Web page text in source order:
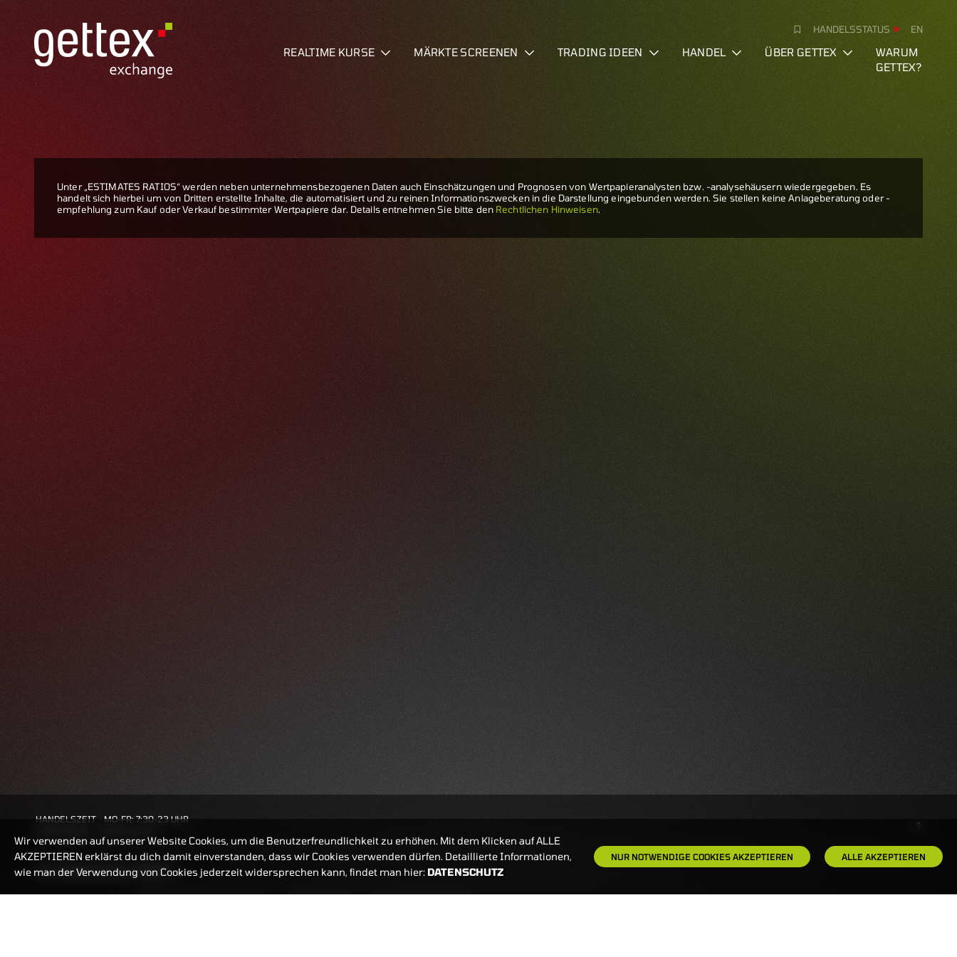
HANDELSSTATUS EN
REALTIME KURSE MÄRKTE SCREENEN TRADING IDEEN HANDEL ÜBER GETTEX
WARUM
GETTEX?
Unter „ESTIMATES RATIOS“ werden neben unternehmensbezogenen Daten auch Einschätzungen und Prognosen von Wertpapieranalysten bzw. -analysehäusern wiedergegeben. Es
handelt sich hierbei um von Dritten erstellte Inhalte, die automatisiert und zu reinen Informationszwecken in die Darstellung eingebunden werden. Sie stellen keine Anlageberatung oder -
empfehlung zum Kauf oder Verkauf bestimmter Wertpapiere dar. Details entnehmen Sie bitte den Rechtlichen Hinweisen.
BANKEINSTELLUNGEN
HANDELSZEIT
MO-FR: 7:30-23 UHR
Wir verwenden auf unserer Website Cookies, um die Benutzerfreundlichkeit zu erhöhen. Mit dem Klicken auf ALLE
AKZEPTIEREN erklärst du dich damit einverstanden, dass wir Cookies verwenden dürfen. Detaillierte Informationen,
wie man der Verwendung von Cookies jederzeit widersprechen kann, findet man hier: DATENSCHUTZ
NUR NOTWENDIGE COOKIES AKZEPTIEREN ALLE AKZEPTIEREN